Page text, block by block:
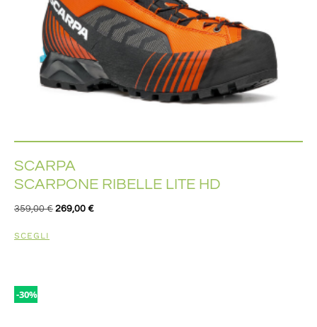
SCARPA
SCARPONE RIBELLE LITE HD
359,00€ 269,00 €
SCEGLI
-30%